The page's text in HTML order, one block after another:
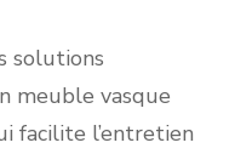
solutions
meuble vasque
facilite l’entretien